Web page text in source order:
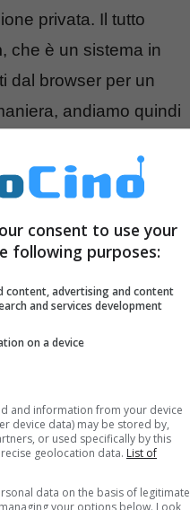
privata. Il tutto
, che è un sistema in
dal browser per un
andiamo quindi
è privata: il
consent to use your
following purposes:
content, advertising and content
and services development
on a device
and information from your device
device data) may be stored by,
or used specifically by this
geolocation data. List of
data on the basis of legitimate
your options below. Look